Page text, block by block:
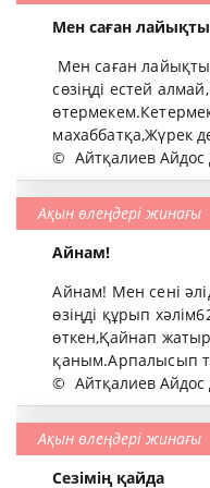
Мен саған
Мен саған
сөзіңді естей
махаббатқа,Жүрек
© Айтқалиев
Ақын өлеңдері жинағы
Айнам!
Айнам! Мен сені
өзіңді құрып
өткен,Қайнап
қаным.Арпалысып
© Айтқалиев
Ақын өлеңдері жинағы
Сезімің қайда